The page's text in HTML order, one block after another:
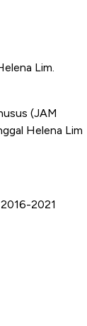
Lim.
(JAM
Helena Lim
2021
Berbahaya